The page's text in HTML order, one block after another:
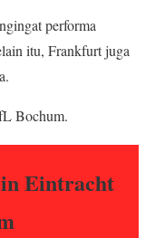
performa
itu, Frankfurt juga
Bochum.
Eintracht